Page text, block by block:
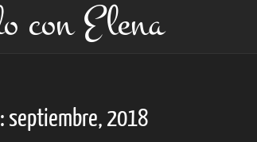
con Elena
septiembre, 2018